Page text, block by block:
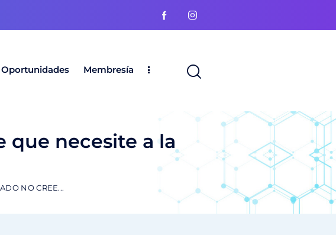
Oportunidades Membresía
que necesite a la
NO CREE...